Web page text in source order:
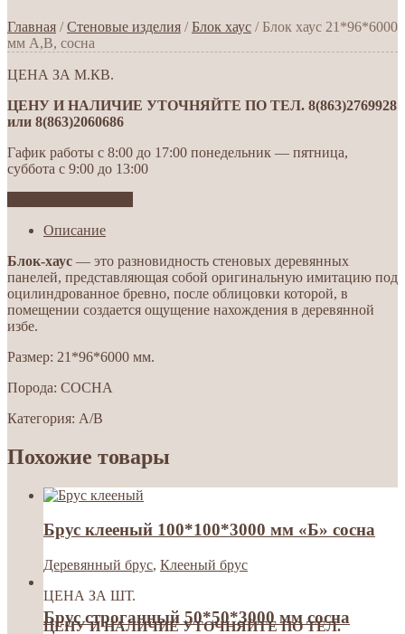
Главная /Стеновые изделия /Блок хаус / Блок хаус 21*96*6000
мм А,В, сосна
ЦЕНА ЗА М.КВ.
ЦЕНУ И НАЛИЧИЕ УТОЧНЯЙТЕ ПО ТЕЛ. 8(863)2769928
или 8(863)2060686
Гафик работы с 8:00 до 17:00 понедельник — пятница,
суббота с 9:00 до 13:00
Описание
Блок-хаус — это разновидность стеновых деревянных
панелей, представляющая собой оригинальную имитацию под
оцилиндрованное бревно, после облицовки которой, в
помещении создается ощущение нахождения в деревянной
избе.
Размер: 21*96*6000 мм.
Порода: СОСНА
Категория: A/B
Похожие товары
Брус клееный 100*100*3000 мм «Б» сосна
Деревянный брус, Клееный брус
ЦЕНА ЗА ШТ.
ЦЕНУ И НАЛИЧИЕ УТОЧНЯЙТЕ ПО ТЕЛ.
Брус строганный 50*50*3000 мм сосна